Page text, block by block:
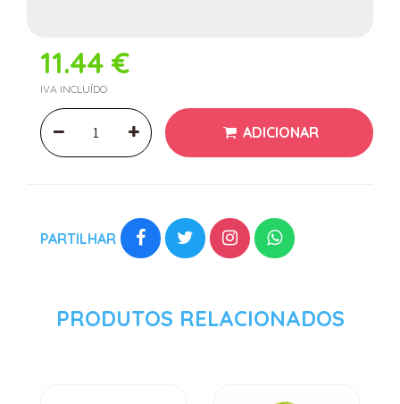
11.44 €
IVA INCLUÍDO
ADICIONAR
PARTILHAR
PRODUTOS RELACIONADOS